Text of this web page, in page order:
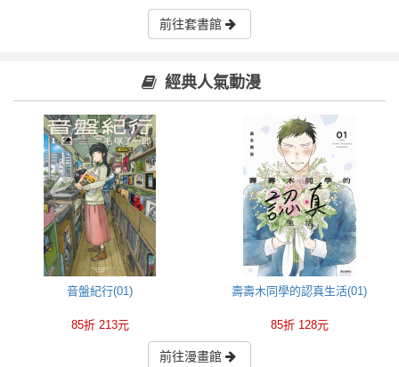
前往套書館
經典人氣動漫
音盤紀行(01)
85折 213元
壽壽木同學的認真生活(01)
85折 128元
前往漫畫館